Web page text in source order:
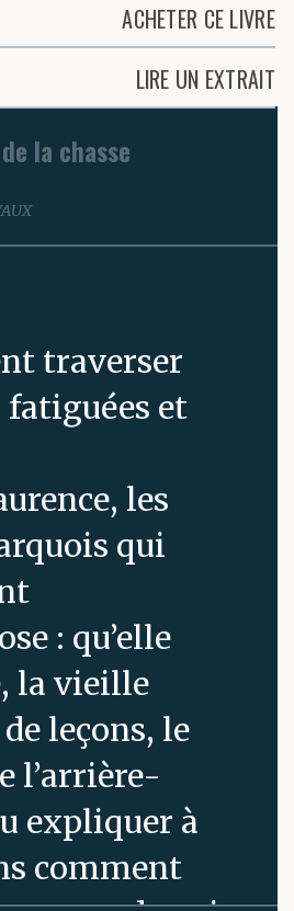
ACHETER CE LIVRE
LIRE UN EXTRAIT
la chasse
traverser
fatiguées et
les
qui
: qu’elle
la vieille
leçons, le
l’arrière-
expliquer à
comment